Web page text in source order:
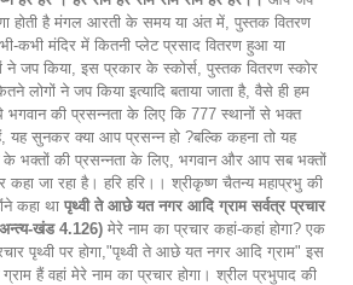
होती है मंगल आरती के समय या अंत में, पुस्तक वितरण
कभी मंदिर में कितनी प्लेट प्रसाद वितरण हुआ या
ने जप किया, इस प्रकार के स्कोर्स, पुस्तक वितरण स्कोर
लोगों ने जप किया इत्यादि बताया जाता है, वैसे ही हम
की प्रसन्नता के लिए कि 777 स्थानों से भक्त
सुनकर क्या आप प्रसन्न हो ?बल्कि कहना तो यह
के भक्तों की प्रसन्नता के लिए, भगवान और आप सब भक्तों
कहा जा रहा है। हरि हरि।। श्रीकृष्ण चैतन्य महाप्रभु की
कहा था पृथ्वी ते आछे यत नगर आदि ग्राम सर्वत्र प्रचार
अन्त्य-खंड 4.126) मेरे नाम का प्रचार कहां-कहां होगा? एक
पृथ्वी पर होगा,"पृथ्वी ते आछे यत नगर आदि ग्राम" इस
हैं वहां मेरे नाम का प्रचार होगा। श्रील प्रभुपाद की